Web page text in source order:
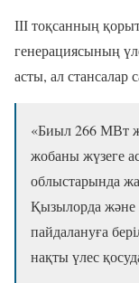
ІІІ тоқсанның
генерациясының
асты, ал стансалар
«Биыл 266 МВт
жобаны жүзеге
облыстарында
Қызылорда және
пайдалануға
нақты үлес